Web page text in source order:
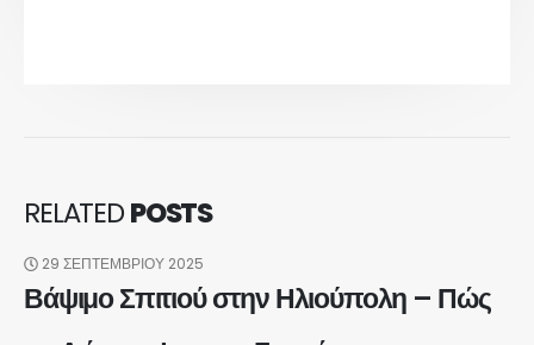
RELATEDPOSTS
29 ΣΕΠΤΕΜΒΡΊΟΥ 2025
Βάψιμο Σπιτιού στην Ηλιούπολη – Πώς